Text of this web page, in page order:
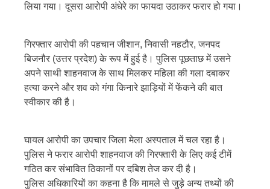
लिया गया। दूसरा आरोपी अंधेरे का फायदा उठाकर फरार हो गया।
गिरफ्तार आरोपी की पहचान जीशान, निवासी नहटौर, जनपद
बिजनौर (उत्तर प्रदेश) के रूप में हुई है। पुलिस पूछताछ में उसने
अपने साथी शाहनवाज के साथ मिलकर महिला की गला दबाकर
हत्या करने और शव को गंगा किनारे झाड़ियों में फेंकने की बात
स्वीकार की है।
घायल आरोपी का उपचार जिला मेला अस्पताल में चल रहा है।
पुलिस ने फरार आरोपी शाहनवाज की गिरफ्तारी के लिए कई टीमें
गठित कर संभावित ठिकानों पर दबिश तेज कर दी है।
पुलिस अधिकारियों का कहना है कि मामले से जुड़े अन्य तथ्यों की